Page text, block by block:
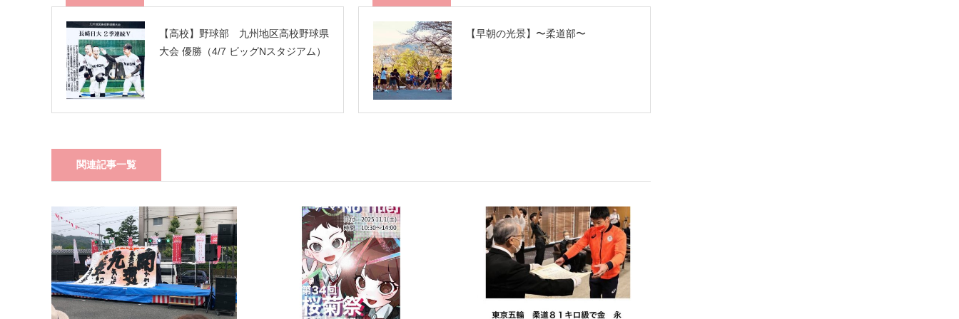
【高校】野球部 九州地区高校野球県
大会 優勝（4/7 ビッグNスタジアム）
【早朝の光景】〜柔道部〜
関連記事一覧